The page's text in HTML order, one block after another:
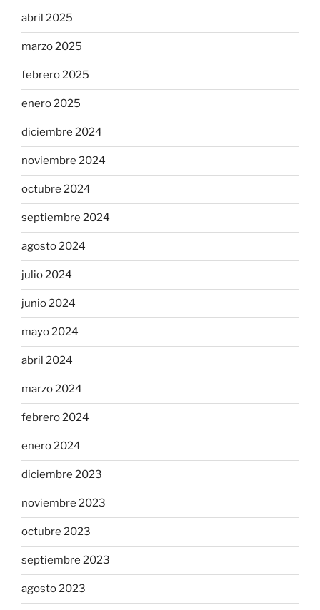
abril 2025
marzo 2025
febrero 2025
enero 2025
diciembre 2024
noviembre 2024
octubre 2024
septiembre 2024
agosto 2024
julio 2024
junio 2024
mayo 2024
abril 2024
marzo 2024
febrero 2024
enero 2024
diciembre 2023
noviembre 2023
octubre 2023
septiembre 2023
agosto 2023